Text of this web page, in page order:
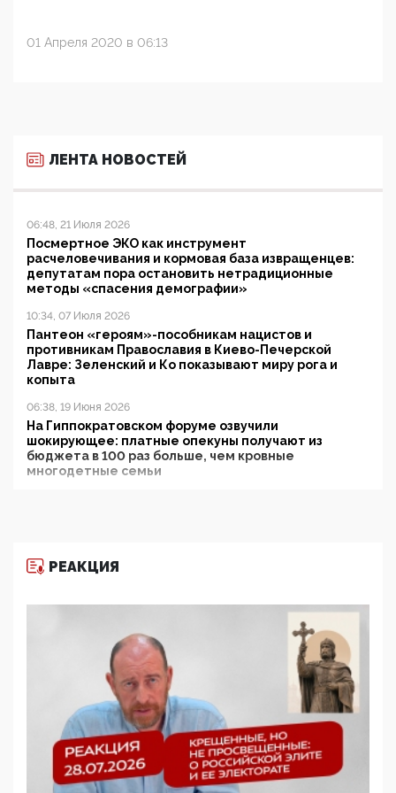
01 Апреля 2020 в 06:13
ЛЕНТА НОВОСТЕЙ
06:48, 21 Июля 2026
Посмертное ЭКО как инструмент
расчеловечивания и кормовая база извращенцев:
депутатам пора остановить нетрадиционные
методы «спасения демографии»
10:34, 07 Июля 2026
Пантеон «героям»-пособникам нацистов и
противникам Православия в Киево-Печерской
Лавре: Зеленский и Ко показывают миру рога и
копыта
06:38, 19 Июня 2026
На Гиппократовском форуме озвучили
шокирующее: платные опекуны получают из
бюджета в 100 раз больше, чем кровные
многодетные семьи
11:53, 09 Июня 2026
деятельность ИИТО ЮНЕСКО в России, но
цифроглобалисты продолжают определять
повестку в образовании
09:43, 01 Июня 2026
5G за счет здоровья граждан: Минцифры намерено
отобрать у регионов и муниципалитетов право
защищать жилые дома и социальные объекты от
05:58, 26 Мая 2026
Роскомнадзор освободили от борца с
РЕАКЦИЯ